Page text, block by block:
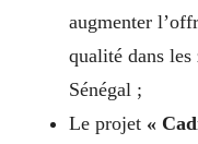
augmenter
qualité dans les
Sénégal ;
Le projet «